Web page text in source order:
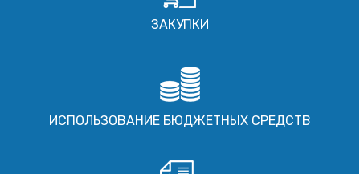
ЗАКУПКИ
ИСПОЛЬЗОВАНИЕ БЮДЖЕТНЫХ СРЕДСТВ